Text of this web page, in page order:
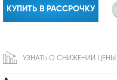
КУПИТЬ В РАССРОЧКУ
УЗНАТЬ О СНИЖЕНИИ ЦЕНЫ